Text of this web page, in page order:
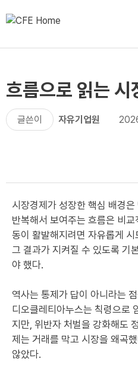
흐름으로 읽는 시
글쓴이 자유기업원
시장경제가 성장한 핵심 배경은
반복해서 보여주는 흐름은 비
동이 활발해지려면 자유롭게 시
그 결과가 지켜질 수 있도록 기
야 했다.
역사는 통제가 답이 아니라는
디오클레티아누스는 칙령으로
지만, 위반자 처벌을 강화해도
제는 거래를 막고 시장을 왜곡
않았다.